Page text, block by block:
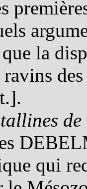
la
qui